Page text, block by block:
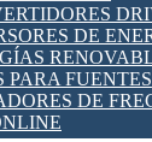
RED CELULAR
REDES
(VOIP)
(CCTV)
DE
PARA FUENTES
DE